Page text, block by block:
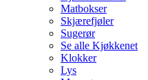
Matbokser
Skjærefjøler
Sugerør
Se alle Kjøkkenet
Klokker
Lys